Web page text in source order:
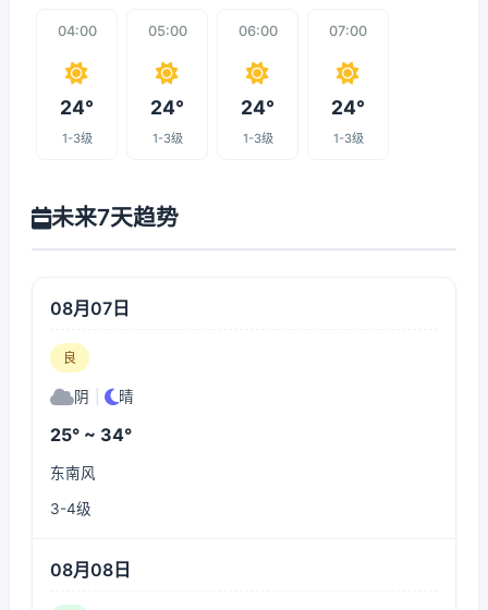
04:00
24°
1-3级
05:00
24°
1-3级
06:00
24°
1-3级
07:00
24°
1-3级
未来7天趋势
08月07日
良
阴 晴
25° ~ 34°
东南风
3-4级
08月08日